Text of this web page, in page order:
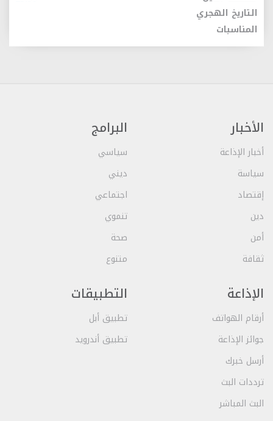
التاريخ الهجري
المناسبات
الأخبار
أخبار الإذاعة
سياسة
إقتصاد
دين
أمن
ثقافة
البرامج
سياسي
ديني
اجتماعي
تنموي
صحة
متنوع
الإذاعة
أرقام الهواتف
جوائز الإذاعة
أرسل خبرك
ترددات البث
البث المباشر
التطبيقات
تطبيق أبل
تطبيق أندرويد